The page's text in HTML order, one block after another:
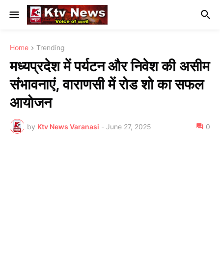
Home Trending
मध्यप्रदेश में पर्यटन और निवेश की असीम
संभावनाएं, वाराणसी में रोड शो का सफल
आयोजन
by Ktv News Varanasi - June 27, 2025 0